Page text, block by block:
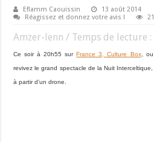
Eflamm Caouissin
13 août 2014
Réagissez et donnez votre avis !
Amzer-lenn / Temps de lecture :
Ce soir à 20h55 surFrance 3, Culture Box, ou
revivez le grand spectacle de la Nuit
à partir d’un drone.